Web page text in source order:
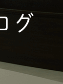
グ